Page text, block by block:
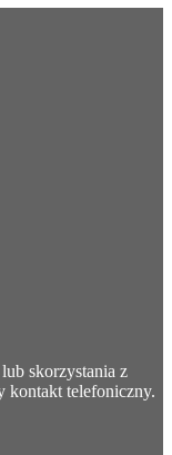
skorzystania z
kontakt telefoniczny.